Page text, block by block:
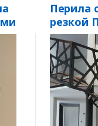
Перила
резкой